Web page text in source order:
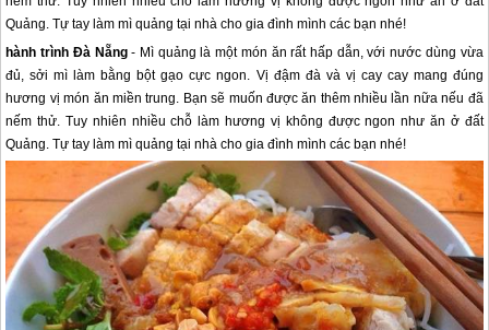
Quảng. Tự tay làm mì quảng tại nhà cho gia đình mình các bạn nhé!
hành trình Đà Nẵng- Mì quảng là một món ăn rất hấp dẫn, với nước dùng vừa
đủ, sởi mì làm bằng bột gạo cực ngon. Vị đậm đà và vị cay cay mang đúng
hương vị món ăn miền trung. Bạn sẽ muốn được ăn thêm nhiều lần nữa nếu đã
nếm thử. Tuy nhiên nhiều chỗ làm hương vị không được ngon như ăn ở đất
Quảng. Tự tay làm mì quảng tại nhà cho gia đình mình các bạn nhé!